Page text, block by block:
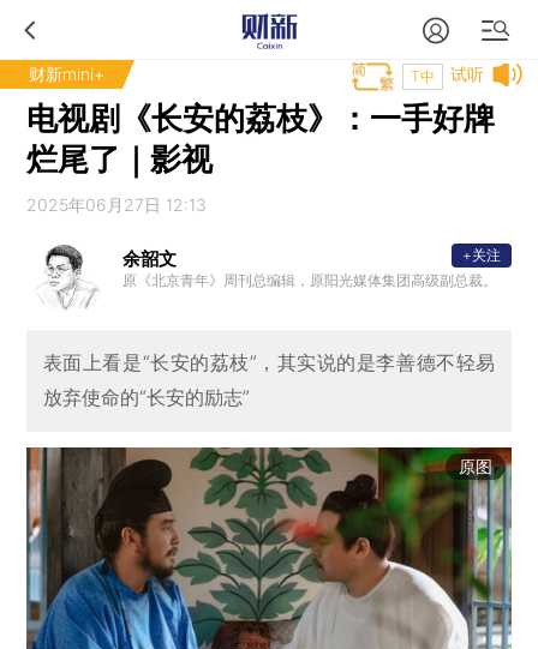
财新mini+ 试听
T中
电视剧《长安的荔枝》：一手好牌
烂尾了｜影视
2025年06月27日 12:13
余韶文
原《北京青年》周刊总编辑，原阳光媒体集团高级副总裁。
+关注
表面上看是“长安的荔枝”，其实说的是李善德不轻易
放弃使命的“长安的励志”
原图